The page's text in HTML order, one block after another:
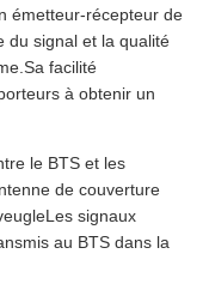
émetteur-récepteur de
du signal et la qualité
facilité
à obtenir un
le BTS et les
de couverture
signaux
au BTS dans la